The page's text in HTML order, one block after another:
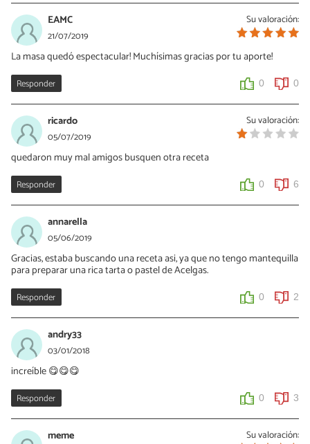
Su valoración:
EAMC
21/07/2019
La masa quedó espectacular! Muchísimas gracias por tu aporte!
Responder 0 0
Su valoración:
ricardo
05/07/2019
quedaron muy mal amigos busquen otra receta
Responder 0 6
annarella
05/06/2019
Gracias, estaba buscando una receta asi, ya que no tengo mantequilla
para preparar una rica tarta o pastel de Acelgas.
Responder 0 2
andry33
03/01/2018
increíble 😋😋😋
Responder 0 3
Su valoración:
meme